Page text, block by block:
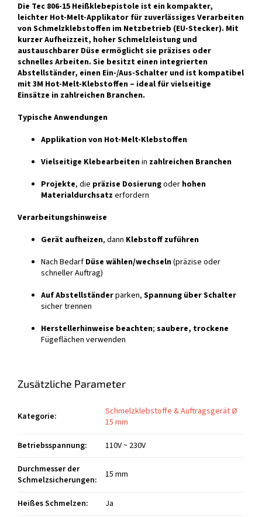
Die Tec 806-15 Heißklebepistole ist ein kompakter,
leichter Hot-Melt-Applikator für zuverlässiges Verarbeiten
von Schmelzklebstoffen im Netzbetrieb (EU-Stecker). Mit
kurzer Aufheizzeit, hoher Schmelzleistung und
austauschbarer Düse ermöglicht sie präzises oder
schnelles Arbeiten. Sie besitzt einen integrierten
Abstellständer, einen Ein-/Aus-Schalter und ist kompatibel
mit 3M Hot-Melt-Klebstoffen – ideal für vielseitige
Einsätze in zahlreichen Branchen.
Typische Anwendungen
Applikation von Hot-Melt-Klebstoffen
Vielseitige Klebearbeitenin zahlreichen Branchen
Projekte, die präzise Dosierungoder hohen
Materialdurchsatz erfordern
Verarbeitungshinweise
Gerät aufheizen, dann Klebstoff zuführen
Nach Bedarf Düse wählen/wechseln(präzise oder
schneller Auftrag)
Auf Abstellständerparken, Spannung über Schalter
sicher trennen
Herstellerhinweise beachten; saubere, trockene
Fügeflächen verwenden
Zusätzliche Parameter
Kategorie:
Schmelzklebstoffe & Auftragsgerät Ø
15 mm
Betriebsspannung:
110V ~ 230V
Durchmesser der
Schmelzsicherungen: 15 mm
Heißes Schmelzen:
Ja